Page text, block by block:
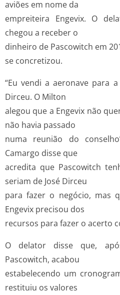
aviões em nome da
empreiteira Engevix. O
chegou a receber o
dinheiro de Pascowitch em
se concretizou.
“Eu vendi a aeronave para
Dirceu. O Milton
alegou que a Engevix não
não havia passado
numa reunião do
Camargo disse que
acredita que Pascowitch
seriam de José Dirceu
para fazer o negócio, mas
Engevix precisou dos
recursos para fazer o acerto
O delator disse que,
Pascowitch, acabou
estabelecendo um
restituiu os valores